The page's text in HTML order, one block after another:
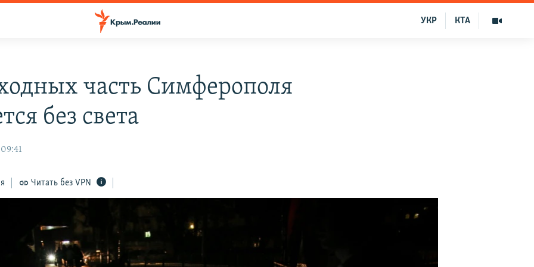
КТА
УКР
часть Симферополя
без света
Читать без VPN